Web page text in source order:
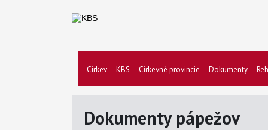
Cirkev KBS Cirkevné provincie Dokumenty
Dokumenty pápežov